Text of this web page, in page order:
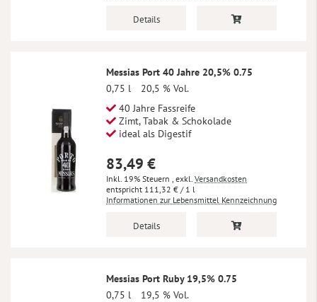
Details
Messias Port 40 Jahre 20,5% 0.75
0,75 l
20,5 % Vol.
40 Jahre Fassreife
Zimt, Tabak & Schokolade
ideal als Digestif
83,49 €
Inkl. 19% Steuern , exkl. Versandkosten
111,32 € / 1 l
Informationen zur Lebensmittel Kennzeichnung
Details
Messias Port Ruby 19,5% 0.75
0,75 l
19,5 % Vol.